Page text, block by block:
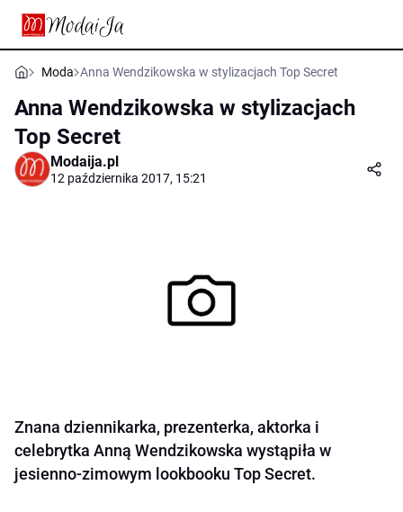
Moda Anna Wendzikowska w stylizacjach Top Secret
Anna Wendzikowska w stylizacjach
Top Secret
Modaija.pl
12 października 2017, 15:21
Znana dziennikarka, prezenterka, aktorka i
celebrytka Anną Wendzikowska wystąpiła w
jesienno-zimowym lookbooku Top Secret.